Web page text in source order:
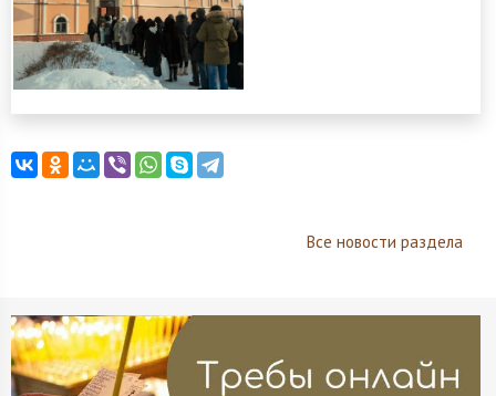
Все новости раздела